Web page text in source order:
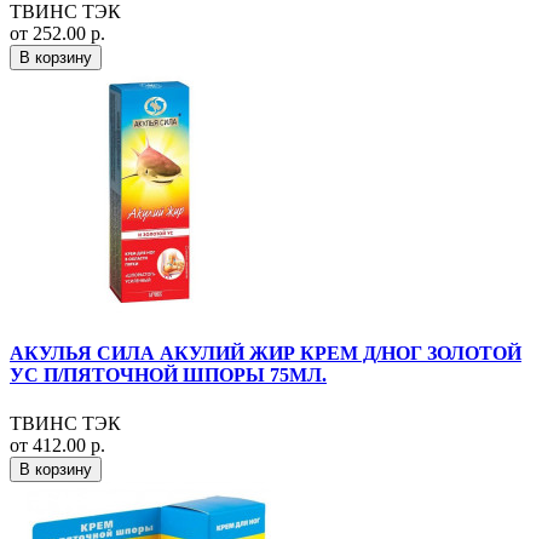
ТВИНС ТЭК
от 252.00 р.
В корзину
АКУЛЬЯ СИЛА АКУЛИЙ ЖИР КРЕМ Д/НОГ ЗОЛОТОЙ
УС П/ПЯТОЧНОЙ ШПОРЫ 75МЛ.
ТВИНС ТЭК
от 412.00 р.
В корзину